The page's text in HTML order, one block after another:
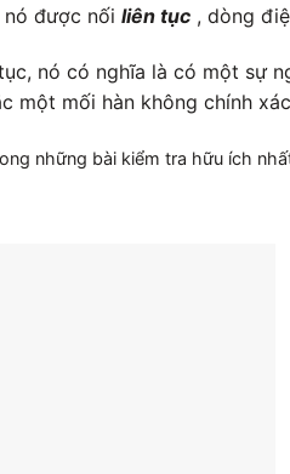
được nối liên tục , dòng
nó có nghĩa là có một sự
một mối hàn không chính
những bài kiểm tra hữu ích